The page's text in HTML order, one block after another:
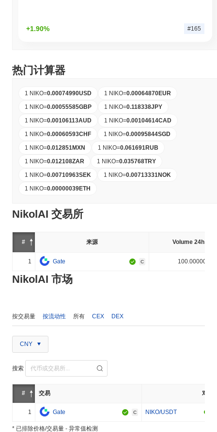
+1.90% #165
热门计算器
1 NIKO=0.00074990USD 1 NIKO=0.00064870EUR
1 NIKO=0.00055585GBP 1 NIKO=0.118338JPY
1 NIKO=0.00106113AUD 1 NIKO=0.00104614CAD
1 NIKO=0.00060593CHF 1 NIKO=0.00095844SGD
1 NIKO=0.012851MXN 1 NIKO=0.061691RUB
1 NIKO=0.012108ZAR 1 NIKO=0.035768TRY
1 NIKO=0.00710963SEK 1 NIKO=0.00713331NOK
1 NIKO=0.00000039ETH
NikolAI 交易所
# 来源 Volume 24h (%)
1 Gate C 100.000000%
NikolAI 市场
按交易量 按流动性 所有 CEX DEX
CNY
搜索
# 交易 对
1 Gate C NIKO/USDT
* 已排除价格/交易量 - 异常值检测